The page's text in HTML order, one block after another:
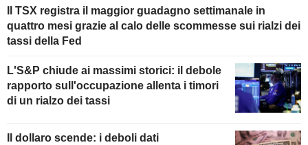
Il TSX registra il maggior guadagno settimanale in
quattro mesi grazie al calo delle scommesse sui rialzi dei
tassi della Fed
L'S&P chiude ai massimi storici: il debole
rapporto sull'occupazione allenta i timori
di un rialzo dei tassi
Il dollaro scende: i deboli dati